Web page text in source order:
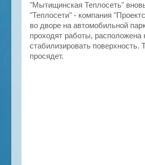
"Мытищинская Теплосеть"
"Теплосети" - компания
во дворе на автомобильной
проходят работы, расположена
стабилизировать поверхность.
просядет.